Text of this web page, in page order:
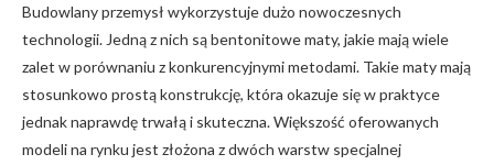
Budowlany przemysł wykorzystuje dużo nowoczesnych
technologii. Jedną z nich są bentonitowe maty, jakie mają wiele
zalet w porównaniu z konkurencyjnymi metodami. Takie maty mają
stosunkowo prostą konstrukcję, która okazuje się w praktyce
jednak naprawdę trwałą i skuteczna. Większość oferowanych
modeli na rynku jest złożona z dwóch warstw specjalnej